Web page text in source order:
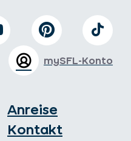
Anreise
Kontakt
mySFL-Konto